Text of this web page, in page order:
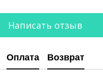
Написать отзыв
Оплата Возврат